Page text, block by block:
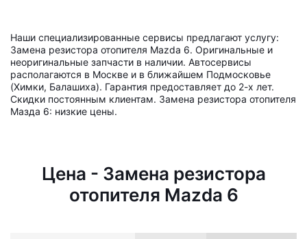
Наши специализированные сервисы предлагают услугу:
Замена резистора отопителя Mazda 6. Оригинальные и
неоригинальные запчасти в наличии. Автосервисы
располагаются в Москве и в ближайшем Подмосковье
(Химки, Балашиха). Гарантия предоставляет до 2-х лет.
Скидки постоянным клиентам. Замена резистора отопителя
Мазда 6: низкие цены.
Цена - Замена резистора
отопителя Mazda 6